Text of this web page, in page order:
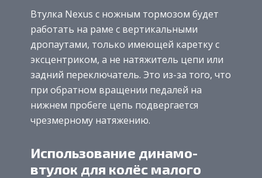
Втулка Nexus с ножным тормозом будет
работать на раме с вертикальными
дропаутами, только имеющей каретку с
эксцентриком, а не натяжитель цепи или
задний переключатель. Это из-за того, что
при обратном вращении педалей на
нижнем пробеге цепь подвергается
чрезмерному натяжению.
Использование динамо-
втулок для колёс малого